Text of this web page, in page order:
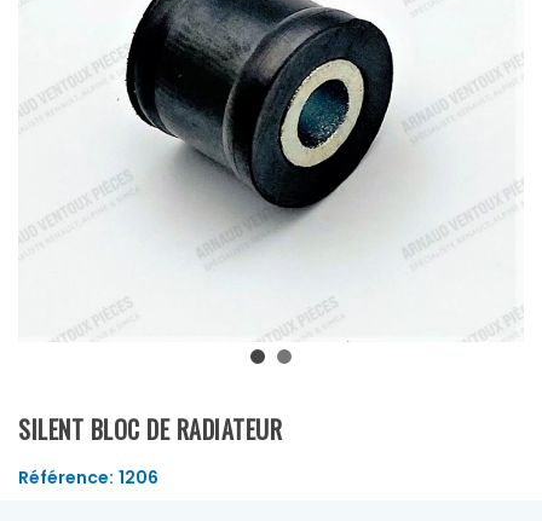
SILENT BLOC DE RADIATEUR
Référence: 1206